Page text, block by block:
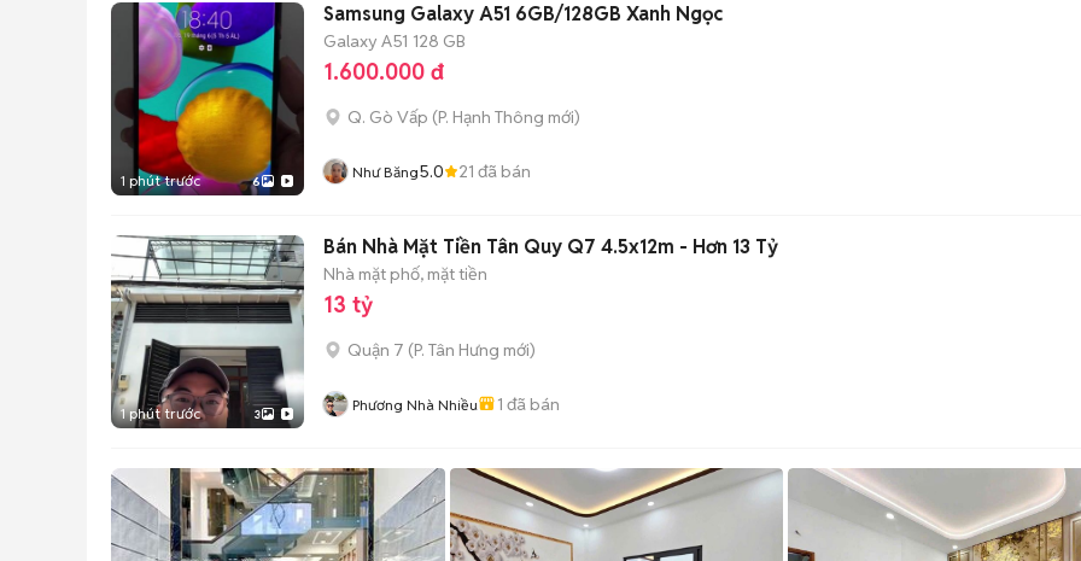
1 phút trước 6
Samsung Galaxy A51 6GB/128GB Xanh Ngọc
Galaxy A51 128 GB
1.600.000 đ
Q. Gò Vấp (P. Hạnh Thông mới)
Như Băng5.0 21 đã bán
1 phút trước 3
Bán Nhà Mặt Tiền Tân Quy Q7 4.5x12m - Hơn 13 Tỷ
Nhà mặt phố, mặt tiền
13 tỷ
Quận 7 (P. Tân Hưng mới)
Phương Nhà Nhiều 1 đã bán